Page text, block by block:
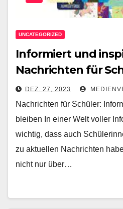
UNCATEGORIZED
Informiert und
Nachrichten für
DEZ. 27, 2023
Nachrichten für Schüler:
bleiben In einer Welt voller
wichtig, dass auch
zu aktuellen Nachrichten
nicht nur über…